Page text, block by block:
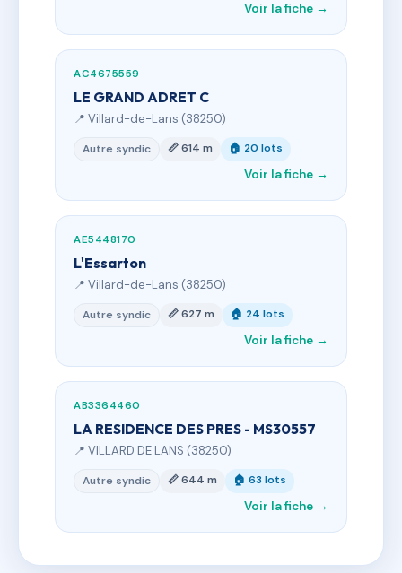
Voir la fiche →
AC4675559
LE GRAND ADRET C
📍 Villard-de-Lans (38250)
Autre syndic 📏 614 m 🏠 20 lots
Voir la fiche →
AE5448170
L'Essarton
📍 Villard-de-Lans (38250)
Autre syndic 📏 627 m 🏠 24 lots
Voir la fiche →
AB3364460
LA RESIDENCE DES PRES - MS30557
📍 VILLARD DE LANS (38250)
Autre syndic 📏 644 m 🏠 63 lots
Voir la fiche →